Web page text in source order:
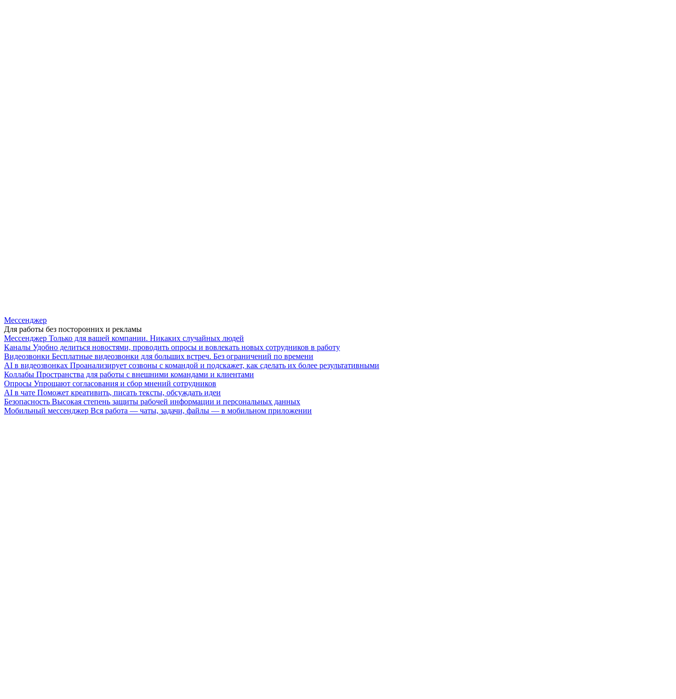
Мессенджер
Для работы без посторонних и рекламы
Мессенджер Только для вашей компании. Никаких случайных людей
Каналы Удобно делиться новостями, проводить опросы и вовлекать новых сотрудников в работу
Видеозвонки Бесплатные видеозвонки для больших встреч. Без ограничений по времени
AI в видеозвонках Проанализирует созвоны с командой и подскажет, как сделать их более результативными
Коллабы Пространства для работы с внешними командами и клиентами
Опросы Упрощают согласования и сбор мнений сотрудников
AI в чате Поможет креативить, писать тексты, обсуждать идеи
Безопасность Высокая степень защиты рабочей информации и персональных данных
Мобильный мессенджер Вся работа — чаты, задачи, файлы — в мобильном приложении